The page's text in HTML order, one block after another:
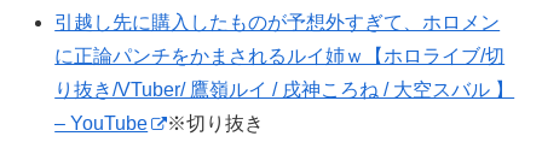
引越し先に購入したものが予想外すぎて、ホロメン
に正論パンチをかまされるルイ姉ｗ【ホロライブ/切
り抜き/VTuber/ 鷹嶺ルイ / 戌神ころね / 大空スバル 】
– YouTube
※切り抜き